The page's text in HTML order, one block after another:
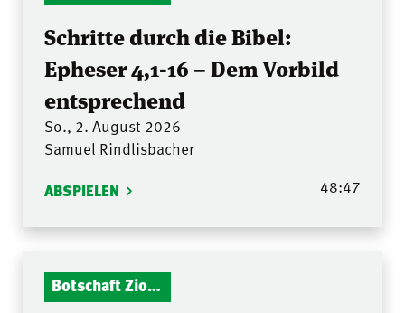
Schritte durch die Bibel:
Epheser 4,1-16 – Dem Vorbild
entsprechend
So., 2. August 2026
Samuel Rindlisbacher
ABSPIELEN 48:47
Botschaft Zionshalle